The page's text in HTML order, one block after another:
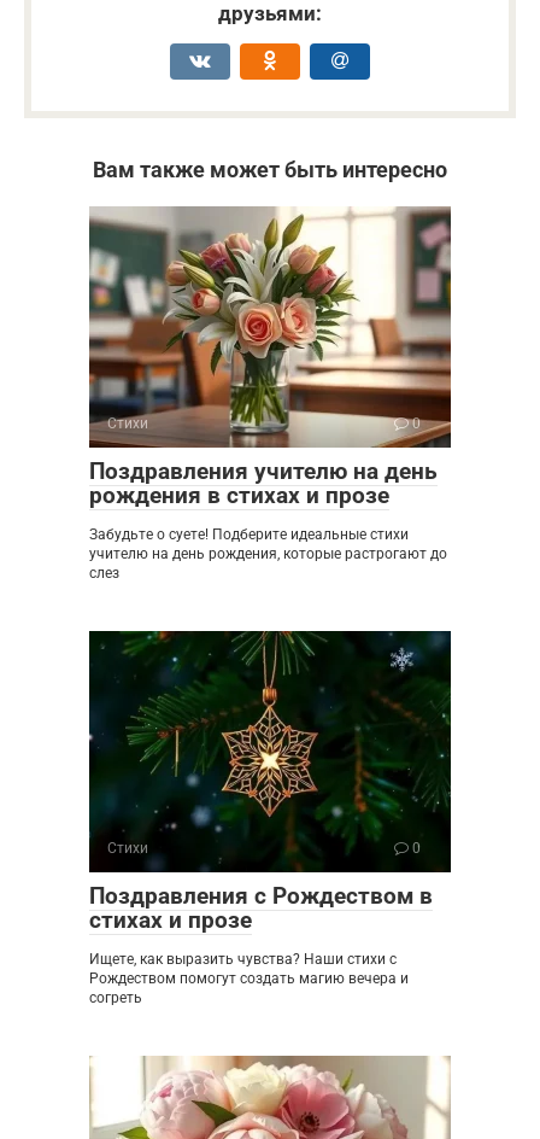
друзьями:
Вам также может быть интересно
Стихи 0
Поздравления учителю на день
рождения в стихах и прозе
Забудьте о суете! Подберите идеальные стихи
учителю на день рождения, которые растрогают до
слез
Стихи 0
Поздравления с Рождеством в
стихах и прозе
Ищете, как выразить чувства? Наши стихи с
Рождеством помогут создать магию вечера и
согреть